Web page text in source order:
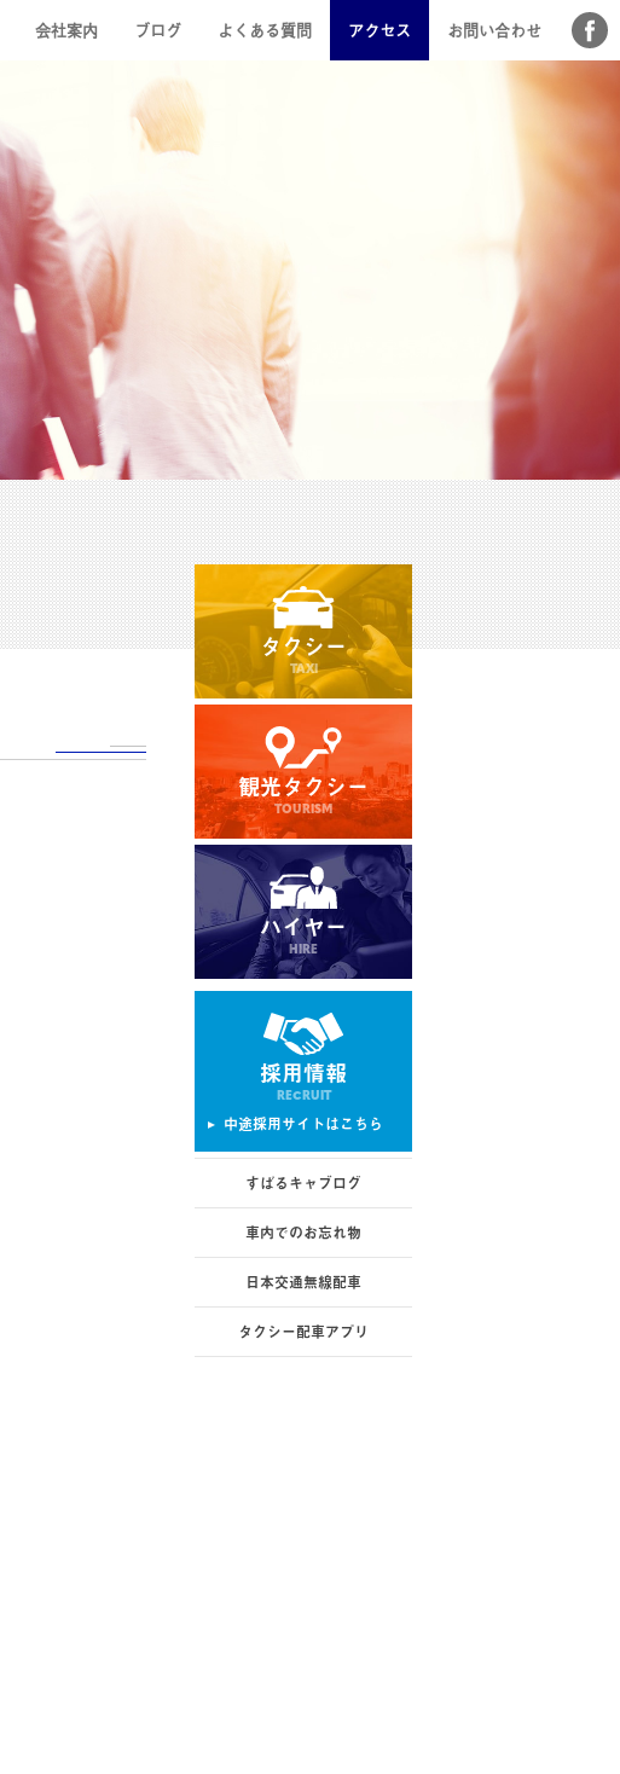
お客様の声
会社案内 ブログ よくある質問 アクセス お問い合わせ
タクシー
TAXI
観光タクシー
TOURISM
ハイヤー
HIRE
採用情報
RECRUIT
中途採用サイトはこちら
すばるキャブログ
車内でのお忘れ物
日本交通無線配車
タクシー配車アプリ